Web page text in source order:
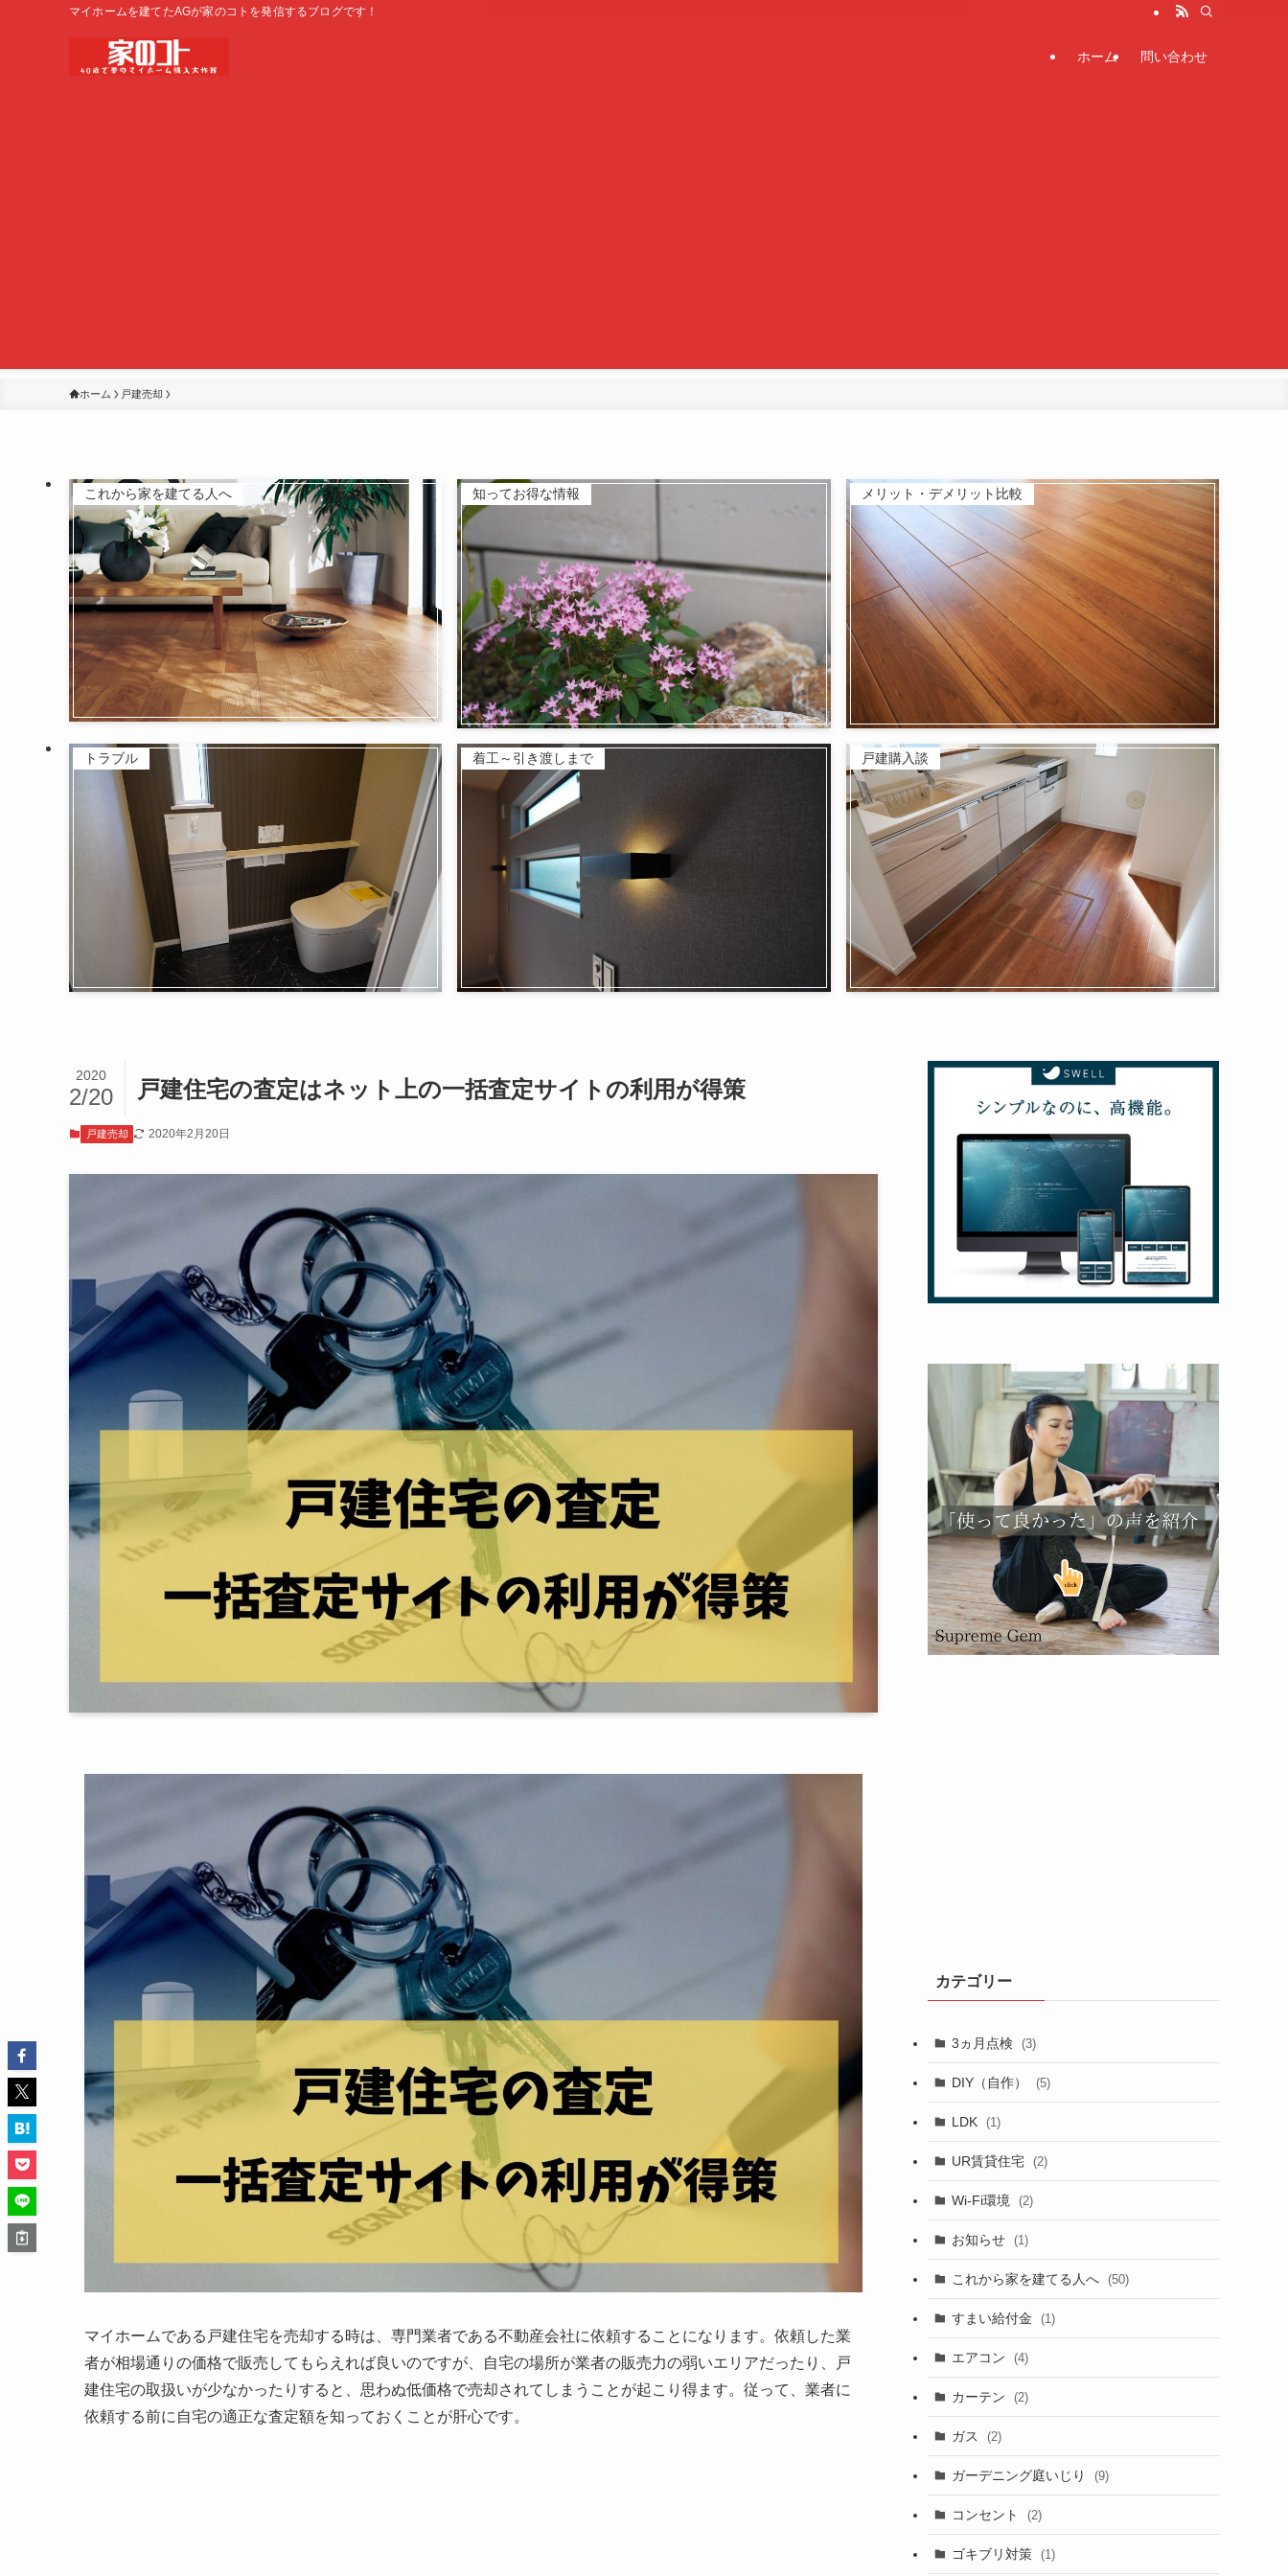
マイホームを建てたAGが家のコトを発信するブログです！
ホーム 問い合わせ
ホーム 戸建売却
これから家を建てる人へ 知ってお得な情報 メリット・デメリット比較
トラブル 着工～引き渡しまで 戸建購入談
戸建住宅の査定はネット上の一括査定サイトの利用が得策
2020
2/20
戸建売却 2020年2月20日
マイホームである戸建住宅を売却する時は、専門業者である不動産会社に依頼することになります。依頼した業
者が相場通りの価格で販売してもらえれば良いのですが、自宅の場所が業者の販売力の弱いエリアだったり、戸
建住宅の取扱いが少なかったりすると、思わぬ低価格で売却されてしまうことが起こり得ます。従って、業者に
依頼する前に自宅の適正な査定額を知っておくことが肝心です。
カテゴリー
3ヵ月点検 (3)
DIY（自作） (5)
LDK (1)
UR賃貸住宅 (2)
Wi-Fi環境 (2)
お知らせ (1)
これから家を建てる人へ (50)
すまい給付金 (1)
エアコン (4)
カーテン (2)
ガス (2)
ガーデニング庭いじり (9)
コンセント (2)
ゴキブリ対策 (1)